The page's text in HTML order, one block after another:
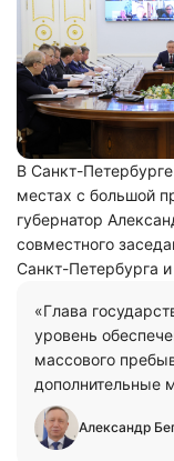
В Санкт-
местах с большой
губернатор
совместного
Санкт-Петербурга
«Глава
уровень
массового
дополнительные
Александр